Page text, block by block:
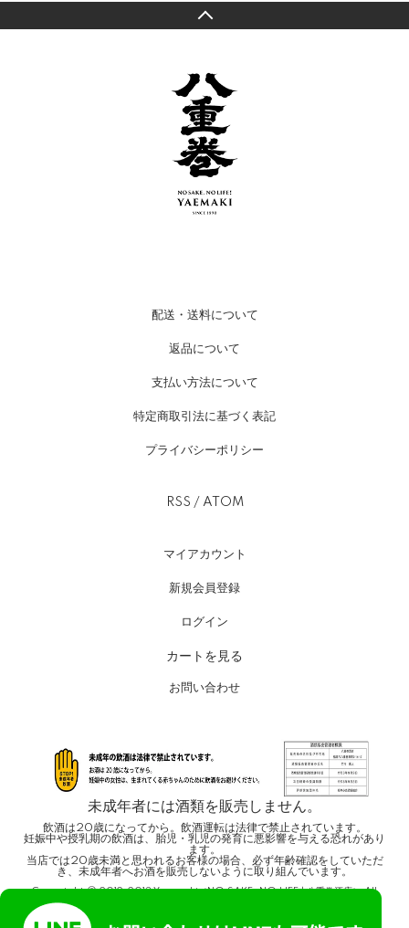
配送・送料について
返品について
支払い方法について
特定商取引法に基づく表記
プライバシーポリシー
RSS / ATOM
マイアカウント
新規会員登録
ログイン
カートを見る
お問い合わせ
未成年者には酒類を販売しません。
飲酒は20歳になってから。飲酒運転は法律で禁止されています。
妊娠中や授乳期の飲酒は、胎児・乳児の発育に悪影響を与える恐れがあり
ます。
当店では20歳未満と思われるお客様の場合、必ず年齢確認をしていただ
き、未成年者へお酒を販売しないように取り組んでいます。
Copyright © 2012-2013 Yaemaki（NO SAKE, NO LIFE ! 八重巻酒店） All